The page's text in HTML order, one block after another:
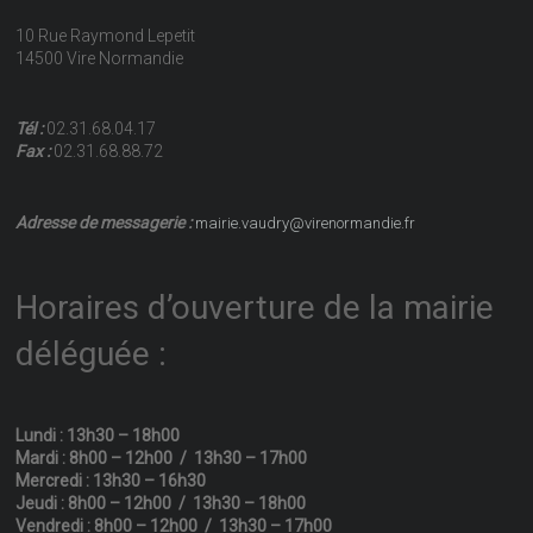
10 Rue Raymond Lepetit
14500 Vire Normandie
Tél :02.31.68.04.17
Fax :02.31.68.88.72
Adresse de messagerie :mairie.vaudry@virenormandie.fr
Horaires d’ouverture de la mairie
déléguée :
Lundi : 13h30 – 18h00
Mardi : 8h00 – 12h00 / 13h30 – 17h00
Mercredi : 13h30 – 16h30
Jeudi : 8h00 – 12h00 / 13h30 – 18h00
Vendredi : 8h00 – 12h00 / 13h30 – 17h00